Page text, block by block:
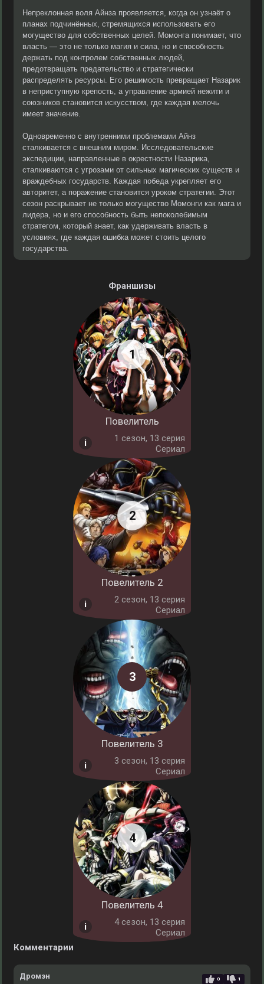
Непреклонная воля Айнза проявляется, когда он узнаёт о
планах подчинённых, стремящихся использовать его
могущество для собственных целей. Момонга понимает, что
власть — это не только магия и сила, но и способность
держать под контролем собственных людей,
предотвращать предательство и стратегически
распределять ресурсы. Его решимость превращает Назарик
в неприступную крепость, а управление армией нежити и
союзников становится искусством, где каждая мелочь
имеет значение.
Одновременно с внутренними проблемами Айнз
сталкивается с внешним миром. Исследовательские
экспедиции, направленные в окрестности Назарика,
сталкиваются с угрозами от сильных магических существ и
враждебных государств. Каждая победа укрепляет его
авторитет, а поражение становится уроком стратегии. Этот
сезон раскрывает не только могущество Момонги как мага и
лидера, но и его способность быть непоколебимым
стратегом, который знает, как удерживать власть в
условиях, где каждая ошибка может стоить целого
государства.
Франшизы
Повелитель
1 cезон, 13 серия
Сериал
Повелитель 2
2 cезон, 13 серия
Сериал
Повелитель 3
3 cезон, 13 серия
Сериал
Повелитель 4
4 cезон, 13 серия
Сериал
Комментарии
Дромэн 0 1